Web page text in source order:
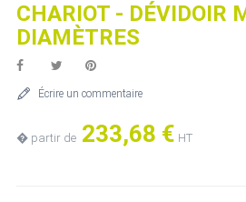
CHARIOT - DÉVIDOIR
DIAMÈTRES
Écrire un commentaire
� partir de 233,68 € HT